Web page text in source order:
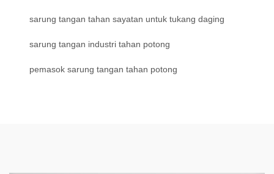
sarung tangan tahan sayatan untuk tukang daging
sarung tangan industri tahan potong
pemasok sarung tangan tahan potong